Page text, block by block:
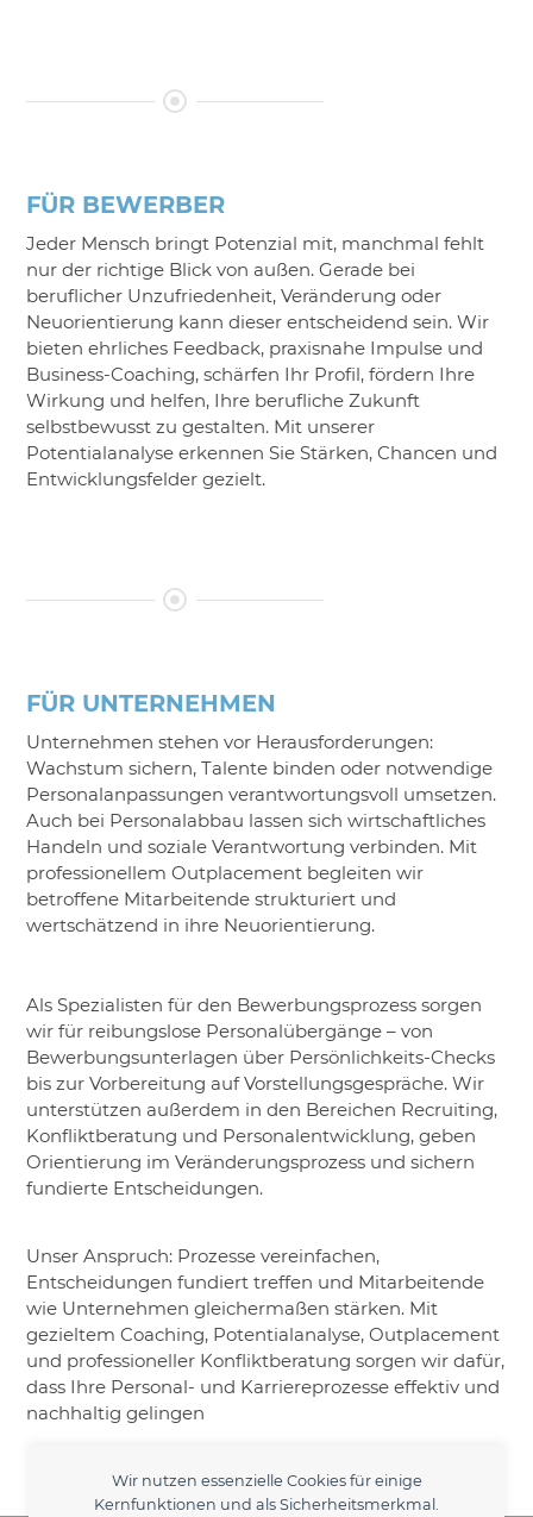
Wir nutzen essenzielle Cookies für einige
Kernfunktionen und als Sicherheitsmerkmal.
FÜR BEWERBER
Jeder Mensch bringt Potenzial mit, manchmal fehlt
nur der richtige Blick von außen. Gerade bei
beruflicher Unzufriedenheit, Veränderung oder
Neuorientierung kann dieser entscheidend sein. Wir
bieten ehrliches Feedback, praxisnahe Impulse und
Business-Coaching, schärfen Ihr Profil, fördern Ihre
Wirkung und helfen, Ihre berufliche Zukunft
selbstbewusst zu gestalten. Mit unserer
Potentialanalyse erkennen Sie Stärken, Chancen und
Entwicklungsfelder gezielt.
FÜR UNTERNEHMEN
Unternehmen stehen vor Herausforderungen:
Wachstum sichern, Talente binden oder notwendige
Personalanpassungen verantwortungsvoll umsetzen.
Auch bei Personalabbau lassen sich wirtschaftliches
Handeln und soziale Verantwortung verbinden. Mit
professionellem Outplacement begleiten wir
betroffene Mitarbeitende strukturiert und
wertschätzend in ihre Neuorientierung.
Als Spezialisten für den Bewerbungsprozess sorgen
wir für reibungslose Personalübergänge – von
Bewerbungsunterlagen über Persönlichkeits-Checks
bis zur Vorbereitung auf Vorstellungsgespräche. Wir
unterstützen außerdem in den Bereichen Recruiting,
Konfliktberatung und Personalentwicklung, geben
Orientierung im Veränderungsprozess und sichern
fundierte Entscheidungen.
Unser Anspruch: Prozesse vereinfachen,
Entscheidungen fundiert treffen und Mitarbeitende
wie Unternehmen gleichermaßen stärken. Mit
gezieltem Coaching, Potentialanalyse, Outplacement
und professioneller Konfliktberatung sorgen wir dafür,
dass Ihre Personal- und Karriereprozesse effektiv und
nachhaltig gelingen